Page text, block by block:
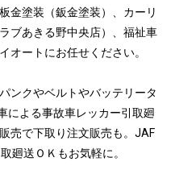
金塗装（鈑金塗装）、カーリ
ブあきる野中央店）、福祉車
オートにお任せください。
ンクやベルトやバッテリータ
による事故車レッカー引取廻
売で下取り注文販売も。JAF
廻送ＯＫもお気軽に。